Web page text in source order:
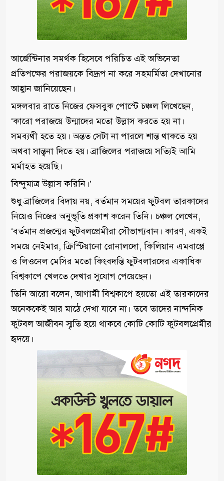
আর্জেন্টিনার সমর্থক হিসেবে পরিচিত এই অভিনেতা
প্রতিপক্ষের পরাজয়কে বিদ্রূপ না করে সহমর্মিতা দেখানোর
আহ্বান জানিয়েছেন।
মঙ্গলবার রাতে নিজের ফেসবুক পোস্টে চঞ্চল লিখেছেন,
‘কারো পরাজয়ে উন্মাদের মতো উল্লাস করতে হয় না।
সমব্যথী হতে হয়। অন্তত সেটা না পারলে শান্ত থাকতে হয়
অথবা সান্ত্বনা দিতে হয়। ব্রাজিলের পরাজয়ে সত্যিই আমি
মর্মাহত হয়েছি।
বিন্দুমাত্র উল্লাস করিনি।’
শুধু ব্রাজিলের বিদায় নয়, বর্তমান সময়ের ফুটবল তারকাদের
নিয়েও নিজের অনুভূতি প্রকাশ করেন তিনি। চঞ্চল লেখেন,
‘বর্তমান প্রজন্মের ফুটবলপ্রেমীরা সৌভাগ্যবান। কারণ, একই
সময়ে নেইমার, ক্রিস্টিয়ানো রোনালদো, কিলিয়ান এমবাপ্পে
ও লিওনেল মেসির মতো কিংবদন্তি ফুটবলারদের একাধিক
বিশ্বকাপে খেলতে দেখার সুযোগ পেয়েছেন।
তিনি আরো বলেন, আগামী বিশ্বকাপে হয়তো এই তারকাদের
অনেককেই আর মাঠে দেখা যাবে না। তবে তাদের নান্দনিক
ফুটবল আজীবন স্মৃতি হয়ে থাকবে কোটি কোটি ফুটবলপ্রেমীর
হৃদয়ে।